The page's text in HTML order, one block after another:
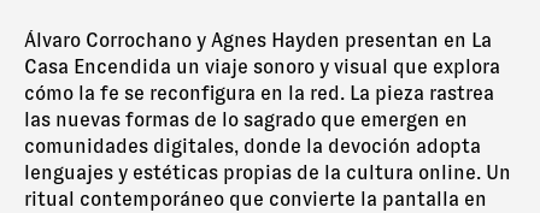
Álvaro Corrochano y Agnes Hayden presentan en La
Casa Encendida un viaje sonoro y visual que explora
cómo la fe se reconfigura en la red. La pieza rastrea
las nuevas formas de lo sagrado que emergen en
comunidades digitales, donde la devoción adopta
lenguajes y estéticas propias de la cultura online. Un
ritual contemporáneo que convierte la pantalla en